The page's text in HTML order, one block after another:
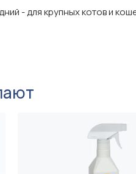
- для крупных котов и